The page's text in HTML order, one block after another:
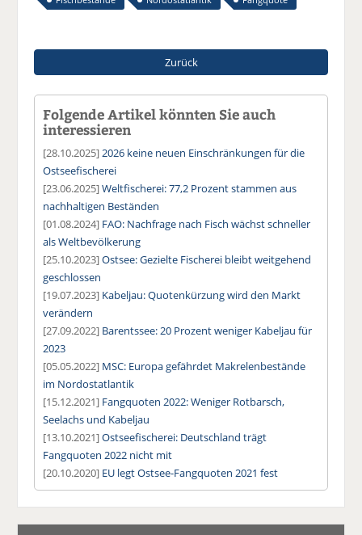
Zurück
Folgende Artikel könnten Sie auch
interessieren
[28.10.2025]2026 keine neuen Einschränkungen für die
Ostseefischerei
[23.06.2025]Weltfischerei: 77,2 Prozent stammen aus
nachhaltigen Beständen
[01.08.2024] FAO: Nachfrage nach Fisch wächst schneller
als Weltbevölkerung
[25.10.2023]Ostsee: Gezielte Fischerei bleibt weitgehend
geschlossen
[19.07.2023] Kabeljau: Quotenkürzung wird den Markt
verändern
[27.09.2022] Barentssee: 20 Prozent weniger Kabeljau für
2023
[05.05.2022] MSC: Europa gefährdet Makrelenbestände
im Nordostatlantik
[15.12.2021] Fangquoten 2022: Weniger Rotbarsch,
Seelachs und Kabeljau
[13.10.2021]Ostseefischerei: Deutschland trägt
Fangquoten 2022 nicht mit
[20.10.2020] EU legt Ostsee-Fangquoten 2021 fest